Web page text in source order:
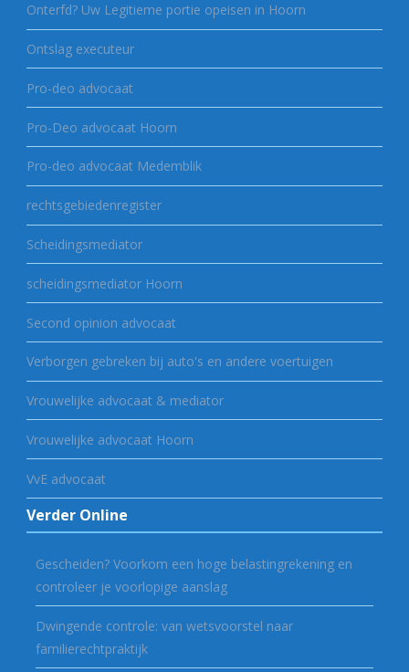
Onterfd? Uw Legitieme portie opeisen in Hoorn
Ontslag executeur
Pro-deo advocaat
Pro-Deo advocaat Hoorn
Pro-deo advocaat Medemblik
rechtsgebiedenregister
Scheidingsmediator
scheidingsmediator Hoorn
Second opinion advocaat
Verborgen gebreken bij auto's en andere voertuigen
Vrouwelijke advocaat & mediator
Vrouwelijke advocaat Hoorn
VvE advocaat
Verder Online
Gescheiden? Voorkom een hoge belastingrekening en
controleer je voorlopige aanslag
Dwingende controle: van wetsvoorstel naar
familierechtpraktijk